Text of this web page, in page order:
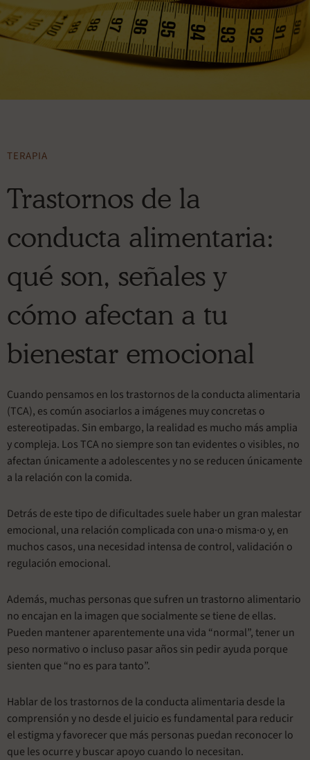
TERAPIA
Trastornos de la
conducta alimentaria:
qué son, señales y
cómo afectan a tu
bienestar emocional
Cuando pensamos en los trastornos de la conducta alimentaria
(TCA), es común asociarlos a imágenes muy concretas o
estereotipadas. Sin embargo, la realidad es mucho más amplia
y compleja. Los TCA no siempre son tan evidentes o visibles, no
afectan únicamente a adolescentes y no se reducen únicamente
a la relación con la comida.
Detrás de este tipo de dificultades suele haber un gran malestar
emocional, una relación complicada con una·o misma·o y, en
muchos casos, una necesidad intensa de control, validación o
regulación emocional.
Además, muchas personas que sufren un trastorno alimentario
no encajan en la imagen que socialmente se tiene de ellas.
Pueden mantener aparentemente una vida “normal”, tener un
peso normativo o incluso pasar años sin pedir ayuda porque
sienten que “no es para tanto”.
Hablar de los trastornos de la conducta alimentaria desde la
comprensión y no desde el juicio es fundamental para reducir
el estigma y favorecer que más personas puedan reconocer lo
que les ocurre y buscar apoyo cuando lo necesitan.